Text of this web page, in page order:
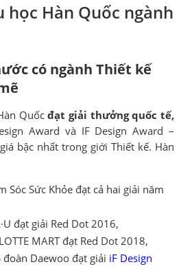
học Hàn Quốc ngành
có ngành Thiết kế
Quốcđạt giải thưởng quốc tế,
Award và IF Design Award –
bậc nhất trong giới Thiết kế. Hàn
Sóc Sức Khỏe đạt cả hai giải năm
đạt giải Red Dot 2016,
MART đạt Red Dot 2018,
Daewoo đạt giải iF Design